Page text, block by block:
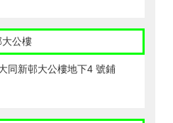
大公樓
同新邨大公樓地下4 號鋪